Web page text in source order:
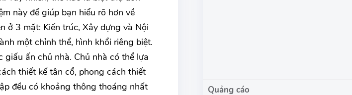
này để giúp bạn hiểu rõ hơn về
ở 3 mặt: Kiến trúc, Xây dựng và Nội
một chỉnh thể, hình khổi riêng biệt.
ấn chủ nhà. Chủ nhà có thể lựa
thiết kế tân cổ, phong cách thiết
đều có khoảng thông thoáng nhất